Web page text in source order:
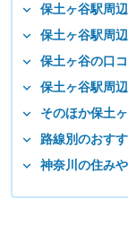
保土ヶ谷駅周
保土ヶ谷駅周
保土ヶ谷の口
保土ヶ谷駅周
そのほか保土
路線別のおす
神奈川の住み